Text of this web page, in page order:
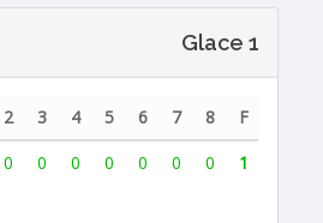
Glace 1
2 3 4 5 6 7 8
F
0 0 0 0 0 0 0 1